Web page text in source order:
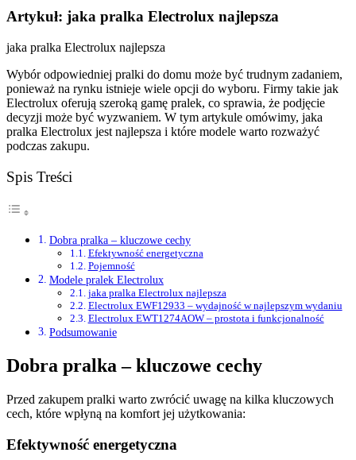
Artykuł: jaka pralka Electrolux najlepsza
jaka pralka Electrolux najlepsza
Wybór odpowiedniej pralki do domu może być trudnym zadaniem,
ponieważ na rynku istnieje wiele opcji do wyboru. Firmy takie jak
Electrolux oferują szeroką gamę pralek, co sprawia, że podjęcie
decyzji może być wyzwaniem. W tym artykule omówimy, jaka
pralka Electrolux jest najlepsza i które modele warto rozważyć
podczas zakupu.
Spis Treści
Dobra pralka – kluczowe cechy
Efektywność energetyczna
Pojemność
Modele pralek Electrolux
jaka pralka Electrolux najlepsza
Electrolux EWF12933 – wydajność w najlepszym wydaniu
Electrolux EWT1274AOW – prostota i funkcjonalność
Podsumowanie
Dobra pralka – kluczowe cechy
Przed zakupem pralki warto zwrócić uwagę na kilka kluczowych
cech, które wpłyną na komfort jej użytkowania:
Efektywność energetyczna